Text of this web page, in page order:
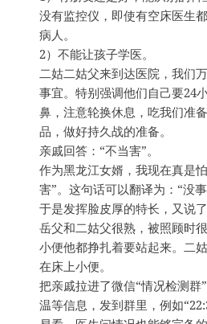
没有监控仪，即使有空床医生
病人。
2）不能让孩子学医。
二姑二姑父来到达医院，我们
事宜。特别强调他们自己要24
鼻，注意轮换休息，吃我们准
品，做好持久战的准备。
亲戚回答：“不当害”。
作为黑龙江女婿，我现在真是
害”。这句话可以翻译为：“没
于是发挥脸皮厚的特长，又说了
岳父和二姑父很熟，被照顾时
小便他都挣扎着要站起来。二
在床上小便。
把亲戚拉进了微信“情况检测群
温等信息，发到群里，例如